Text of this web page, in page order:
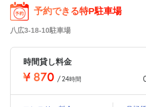
予約できる特P駐車場
八広3-18-10駐車場
時間貸し料金
¥ 870 /24時間